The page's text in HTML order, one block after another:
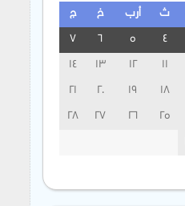
ث أرب خ ج
4
5
6
7
11
12
13
14
18
19
20
21
25
26
27
28